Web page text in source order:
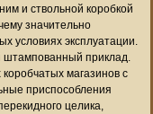
и ствольной коробкой
значительно
условиях эксплуатации.
штампованный приклад.
магазинов с
приспособления
целика,